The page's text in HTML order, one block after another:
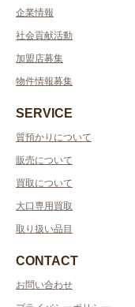
企業情報
社会貢献活動
加盟店募集
物件情報募集
SERVICE
質預かりについて
販売について
買取について
大口専用買取
取り扱い品目
CONTACT
お問い合わせ